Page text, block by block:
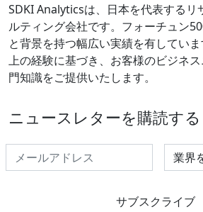
SDKI Analyticsは、日本を代表するリ
ルティング会社です。フォーチュン
と背景を持つ幅広い実績を有してい
上の経験に基づき、お客様のビジネ
門知識をご提供いたします。
ニュースレターを購読する
Select
サブスクライブ